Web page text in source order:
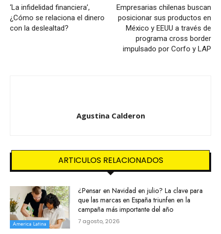
‘La infidelidad financiera’,
¿Cómo se relaciona el dinero
con la deslealtad?
Empresarias chilenas buscan
posicionar sus productos en
México y EEUU a través de
programa cross border
impulsado por Corfo y LAP
Agustina Calderon
ARTICULOS RELACIONADOS
America Latina
¿Pensar en Navidad en julio? La clave para
que las marcas en España triunfen en la
campaña más importante del año
7 agosto, 2026